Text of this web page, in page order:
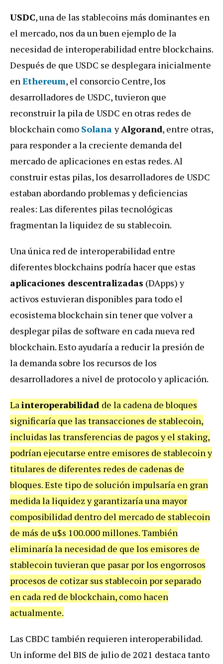
USDC, una de las stablecoins más dominantes en
el mercado, nos da un buen ejemplo de la
necesidad de interoperabilidad entre blockchains.
Después de que USDC se desplegara inicialmente
enEthereum, el consorcio Centre, los
desarrolladores de USDC, tuvieron que
reconstruir la pila de USDC en otras redes de
blockchain como Solana yAlgorand, entre otras,
para responder a la creciente demanda del
mercado de aplicaciones en estas redes. Al
construir estas pilas, los desarrolladores de USDC
estaban abordando problemas y deficiencias
reales: Las diferentes pilas tecnológicas
fragmentan la liquidez de su stablecoin.
Una única red de interoperabilidad entre
diferentes blockchains podría hacer que estas
aplicaciones descentralizadas (DApps) y
activos estuvieran disponibles para todo el
ecosistema blockchain sin tener que volver a
desplegar pilas de software en cada nueva red
blockchain. Esto ayudaría a reducir la presión de
la demanda sobre los recursos de los
desarrolladores a nivel de protocolo y aplicación.
Lainteroperabilidad de la cadena de bloques
significaría que las transacciones de stablecoin,
incluidas las transferencias de pagos y el staking,
podrían ejecutarse entre emisores de stablecoin y
titulares de diferentes redes de cadenas de
bloques. Este tipo de solución impulsaría en gran
medida la liquidez y garantizaría una mayor
composibilidad dentro del mercado de stablecoin
de más de u$s 100.000 millones. También
eliminaría la necesidad de que los emisores de
stablecoin tuvieran que pasar por los engorrosos
procesos de cotizar sus stablecoin por separado
en cada red de blockchain, como hacen
actualmente.
Las CBDC también requieren interoperabilidad.
Un informe del BIS de julio de 2021 destaca tanto